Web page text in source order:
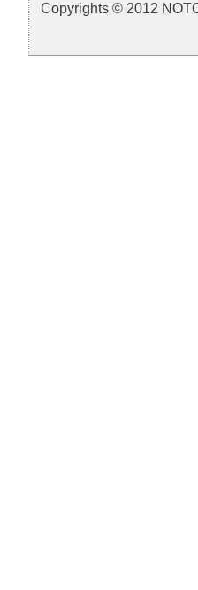
Copyrights © 2012